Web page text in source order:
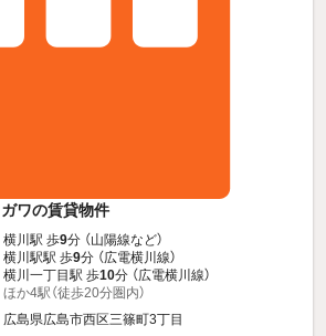
ワの賃貸物件
横川駅 歩9分 （山陽線など）
横川駅駅 歩9分 （広電横川線）
横川一丁目駅 歩10分 （広電横川線）
ほか4駅（徒歩20分圏内）
広島県広島市西区三篠町3丁目